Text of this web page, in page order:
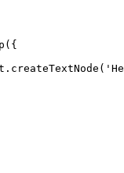
({
. createTextNode ( '